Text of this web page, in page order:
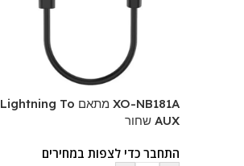
XO-NB181A מתאם Lightning To
AUX שחור
התחבר כדי לצפות במחירים